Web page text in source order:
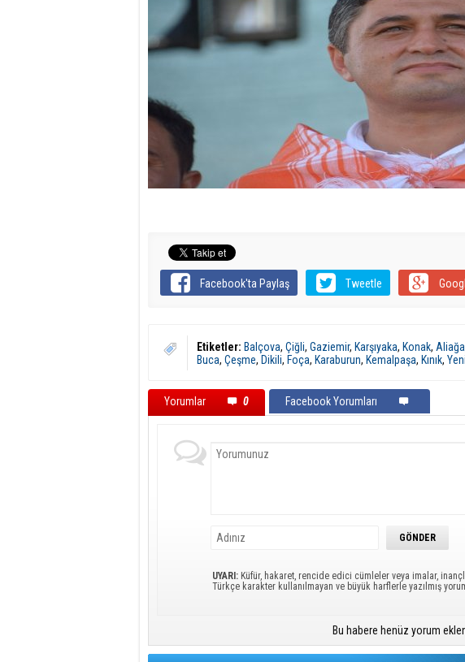
Facebook'ta Paylaş Tweetle
Etiketler: Balçova, Çiğli, Gaziemir, Karşıyaka, Konak, Aliağa
Buca, Çeşme, Dikili, Foça, Karaburun, Kemalpaşa, Kınık,
Yorumlar 0 Facebook Yorumları
UYARI: Küfür, hakaret, rencide edici cümleler veya imalar,
Türkçe karakter kullanılmayan ve büyük harflerle yazılmış
Bu habere henüz yorum